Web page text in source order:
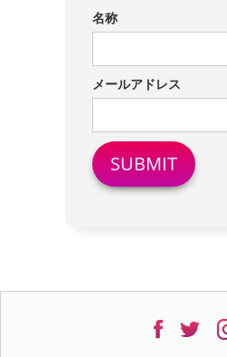
名称
メールアドレス